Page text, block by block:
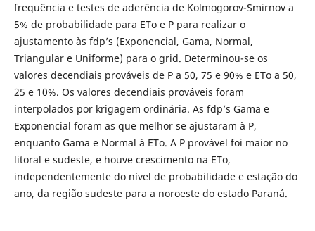
frequência e testes de aderência de Kolmogorov-Smirnov a
5% de probabilidade para ETo e P para realizar o
ajustamento às fdp’s (Exponencial, Gama, Normal,
Triangular e Uniforme) para o grid. Determinou-se os
valores decendiais prováveis de P a 50, 75 e 90% e ETo a 50,
25 e 10%. Os valores decendiais prováveis foram
interpolados por krigagem ordinária. As fdp’s Gama e
Exponencial foram as que melhor se ajustaram à P,
enquanto Gama e Normal à ETo. A P provável foi maior no
litoral e sudeste, e houve crescimento na ETo,
independentemente do nível de probabilidade e estação do
ano, da região sudeste para a noroeste do estado Paraná.